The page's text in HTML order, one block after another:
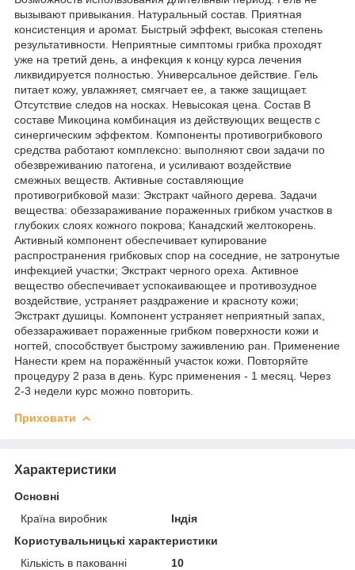
вызывают привыкания. Натуральный состав. Приятная
консистенция и аромат. Быстрый эффект, высокая степень
результативности. Неприятные симптомы грибка проходят
уже на третий день, а инфекция к концу курса лечения
ликвидируется полностью. Универсальное действие. Гель
питает кожу, увлажняет, смягчает ее, а также защищает.
Отсутствие следов на носках. Невысокая цена. Состав В
составе Микоцина комбинация из действующих веществ с
синергическим эффектом. Компоненты противогрибкового
средства работают комплексно: выполняют свои задачи по
обезвреживанию патогена, и усиливают воздействие
смежных веществ. Активные составляющие
противогрибковой мази: Экстракт чайного дерева. Задачи
вещества: обеззараживание пораженных грибком участков в
глубоких слоях кожного покрова; Канадский желтокорень.
Активный компонент обеспечивает купирование
распространения грибковых спор на соседние, не затронутые
инфекцией участки; Экстракт черного ореха. Активное
вещество обеспечивает успокаивающее и противозудное
воздействие, устраняет раздражение и красноту кожи;
Экстракт душицы. Компонент устраняет неприятный запах,
обеззараживает пораженные грибком поверхности кожи и
ногтей, способствует быстрому заживлению ран. Применение
Нанести крем на поражённый участок кожи. Повторяйте
процедуру 2 раза в день. Курс применения - 1 месяц. Через
2-3 недели курс можно повторить.
Приховати
Характеристики
Основні
Країна виробник
Індія
Користувальницькі характеристики
Кількість в пакованні
10